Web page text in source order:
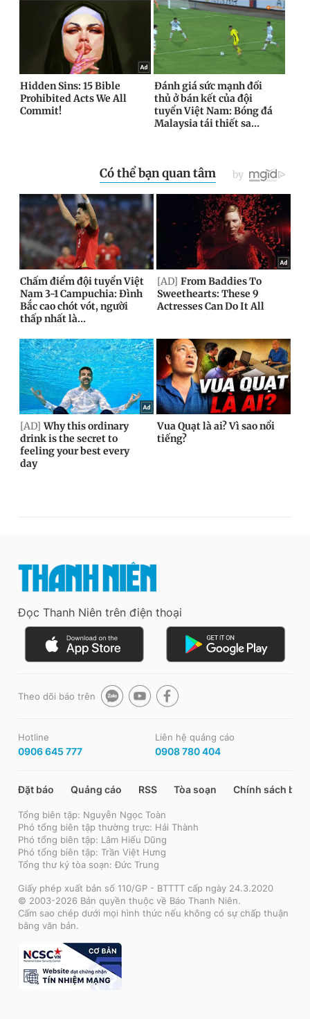
Đọc Thanh Niên trên điện thoại
Theo dõi báo trên
Hotline
0906 645 777
Liên hệ quảng cáo
0908 780 404
Đặt báo Quảng cáo RSS Tòa soạn Chính sách bảo
Tổng biên tập: Nguyễn Ngọc Toàn
Phó tổng biên tập thường trực: Hải Thành
Phó tổng biên tập: Lâm Hiếu Dũng
Phó tổng biên tập: Trần Việt Hưng
Tổng thư ký tòa soạn: Đức Trung
Giấy phép xuất bản số 110/GP - BTTTT cấp ngày 24.3.2020
© 2003-2026 Bản quyền thuộc về Báo Thanh Niên.
Cấm sao chép dưới mọi hình thức nếu không có sự chấp thuận
bằng văn bản.